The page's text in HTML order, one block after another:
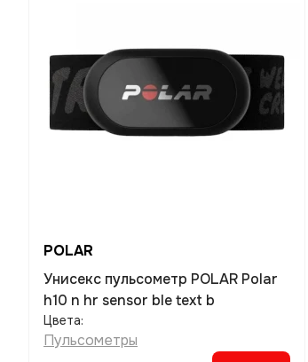
POLAR
Унисекс пульсометр POLAR Polar
h10 n hr sensor ble text b
Цвета:
Пульсометры